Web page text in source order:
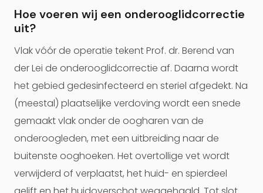
Hoe voeren wij een onderooglidcorrectie
uit?
Vlak vóór de operatie tekent Prof. dr. Berend van
der Lei de onderooglidcorrectie af. Daarna wordt
het gebied gedesinfecteerd en steriel afgedekt. Na
(meestal) plaatselijke verdoving wordt een snede
gemaakt vlak onder de oogharen van de
onderoogleden, met een uitbreiding naar de
buitenste ooghoeken. Het overtollige vet wordt
verwijderd of verplaatst, het huid- en spierdeel